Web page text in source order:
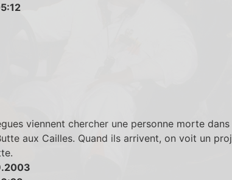
viennent chercher une personne morte dans
aux Cailles. Quand ils arrivent, on voit un